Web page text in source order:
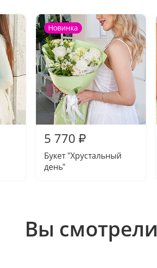
Новинка
5 770 ₽
Букет "Хрустальный
день"
Вы смотрели